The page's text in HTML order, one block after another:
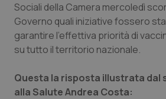
Friuli Venezia Giulia
Lazio
Liguria
Dermatite Atopica
Diabete & glucometri
Disturbi dell’umore
Sociali della Camera mercoledì
Governo quali iniziative fossero
garantire l'effettiva priorità di
su tutto il territorio nazionale.
Questa la risposta illustrata
alla Salute Andrea Costa: